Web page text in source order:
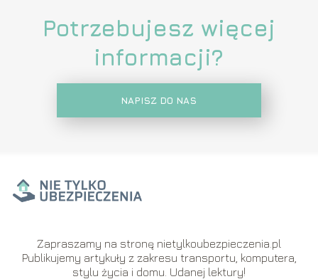
Potrzebujesz więcej
informacji?
NAPISZ DO NAS
Zapraszamy na stronę nietylkoubezpieczenia.pl
Publikujemy artykuły z zakresu transportu, komputera,
stylu życia i domu. Udanej lektury!